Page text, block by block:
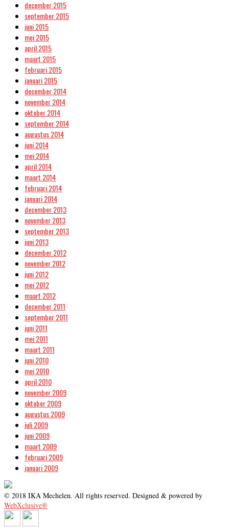
december 2015
september 2015
juni 2015
mei 2015
april 2015
maart 2015
februari 2015
januari 2015
december 2014
november 2014
oktober 2014
september 2014
augustus 2014
juni 2014
mei 2014
april 2014
maart 2014
februari 2014
januari 2014
december 2013
november 2013
september 2013
juni 2013
december 2012
november 2012
juni 2012
mei 2012
maart 2012
december 2011
september 2011
juni 2011
mei 2011
maart 2011
juni 2010
mei 2010
april 2010
november 2009
oktober 2009
augustus 2009
juli 2009
juni 2009
maart 2009
februari 2009
januari 2009
© 2018 IKA Mechelen. All rights reserved. Designed & powered by
WebXclusive®